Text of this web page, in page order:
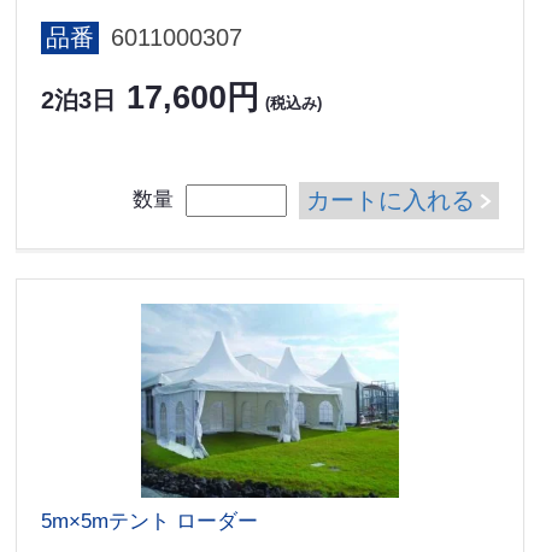
品番 6011000307
2泊3日 17,600円 (税込み)
数量 カートに入れる
5m×5mテント ローダー